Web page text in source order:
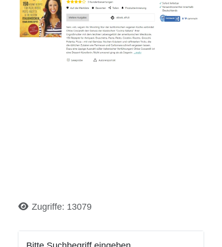
DetailsZugriffe: 13079